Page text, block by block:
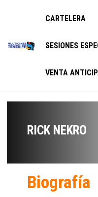
CARTELERA
SESIONES
VENTA
RICK NEKRO
Biografía